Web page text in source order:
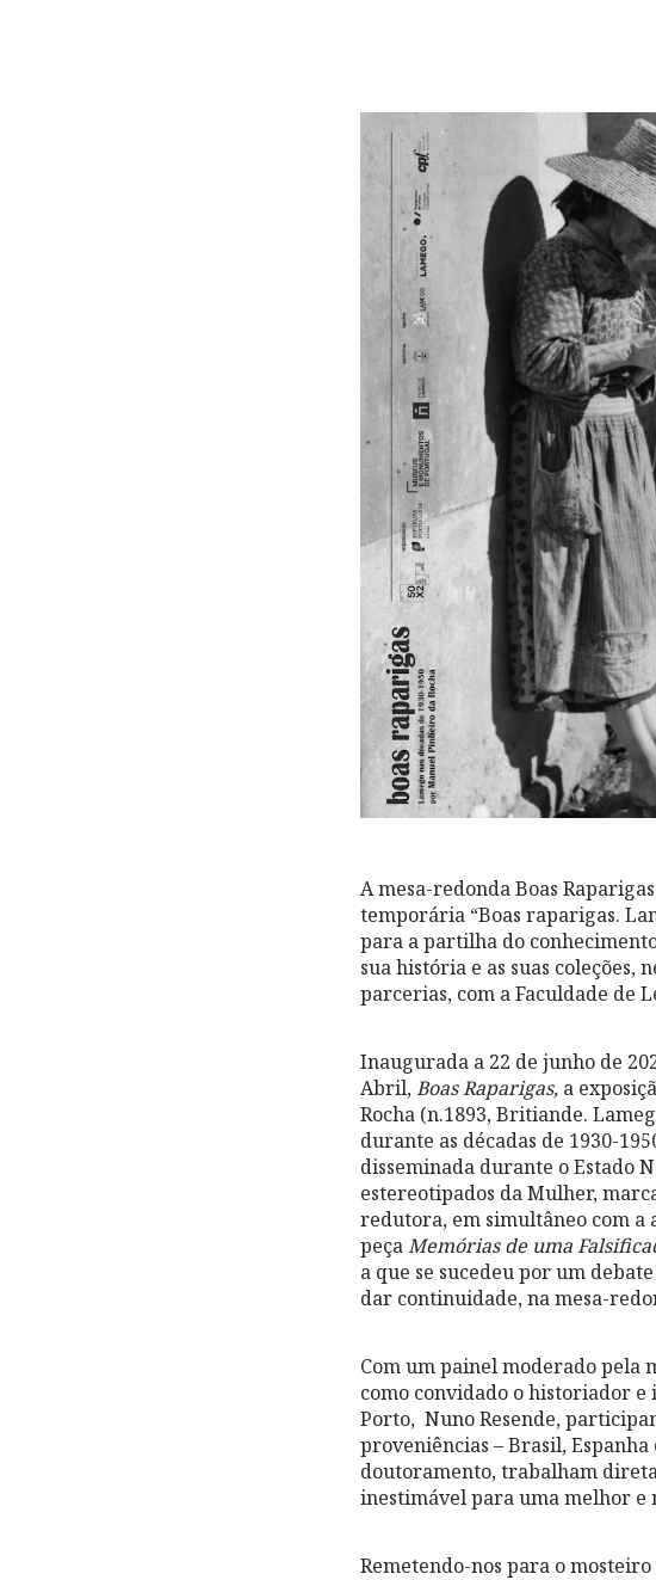
A mesa-redonda Boas
temporária “Boas raparigas.
para a partilha do
sua história e as suas
parcerias, com a Faculdade de
Inaugurada a 22 de junho de
Abril,Boas Raparigas, a
Rocha (n.1893, Britiande.
durante as décadas de 1930-
disseminada durante o Estado
estereotipados da Mulher,
redutora, em simultâneo com a
peçaMemórias de uma
a que se sucedeu por um
dar continuidade, na mesa-
Com um painel moderado pela
como convidado o historiador
Porto, Nuno Resende,
proveniências – Brasil,
doutoramento, trabalham
inestimável para uma melhor e
Remetendo-nos para o